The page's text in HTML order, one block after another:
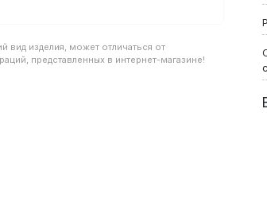
вид изделия, может отличаться от
представленных в интернет-магазине!